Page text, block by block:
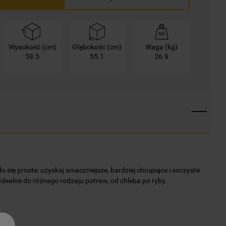
Wysokość (cm)
59.5
Głębokość (cm)
55.1
Waga (kg)
26.9
się proste: uzyskaj smaczniejsze, bardziej chrupiące i soczyste
do różnego rodzaju potraw, od chleba po ryby.